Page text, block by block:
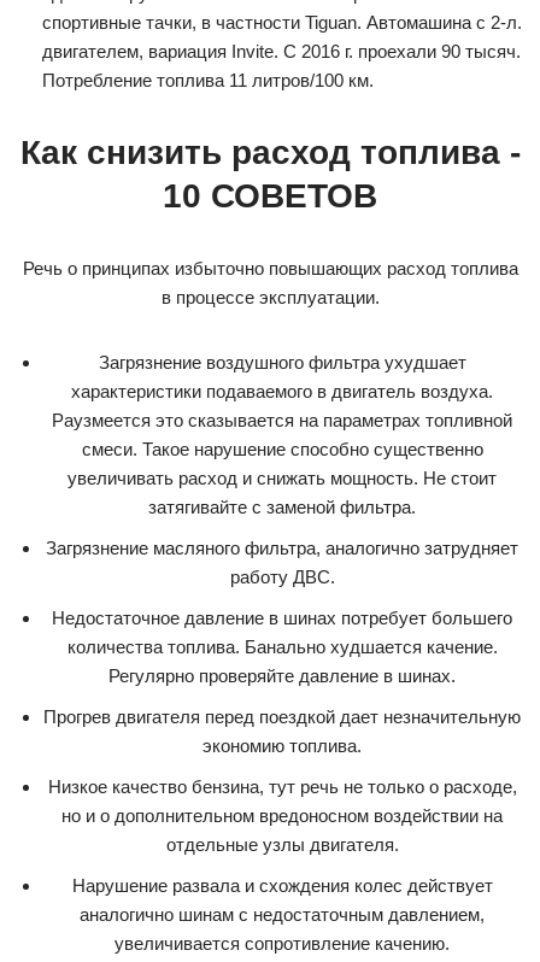
спортивные тачки, в частности Tiguan. Автомашина с 2-л.
двигателем, вариация Invite. С 2016 г. проехали 90 тысяч.
Потребление топлива 11 литров/100 км.
Как снизить расход топлива -
10 СОВЕТОВ
Речь о принципах избыточно повышающих расход топлива
в процессе эксплуатации.
Загрязнение воздушного фильтра ухудшает
характеристики подаваемого в двигатель воздуха.
Раузмеется это сказывается на параметрах топливной
смеси. Такое нарушение способно существенно
увеличивать расход и снижать мощность. Не стоит
затягивайте с заменой фильтра.
Загрязнение масляного фильтра, аналогично затрудняет
работу ДВС.
Недостаточное давление в шинах потребует большего
количества топлива. Банально худшается качение.
Регулярно проверяйте давление в шинах.
Прогрев двигателя перед поездкой дает незначительную
экономию топлива.
Низкое качество бензина, тут речь не только о расходе,
но и о дополнительном вредоносном воздействии на
отдельные узлы двигателя.
Нарушение развала и схождения колес действует
аналогично шинам с недостаточным давлением,
увеличивается сопротивление качению.